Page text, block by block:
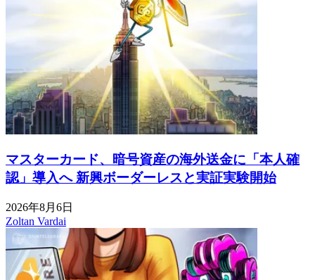
マスターカード、暗号資産の海外送金に「本人確
認」導入へ 新興ボーダーレスと実証実験開始
2026年8月6日
Zoltan Vardai